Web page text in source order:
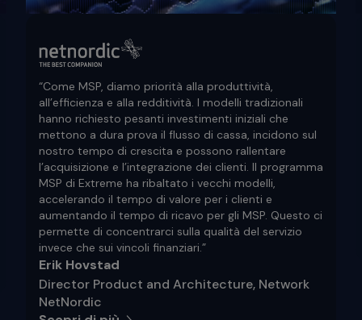
“Come MSP, diamo priorità alla produttività,
all’efficienza e alla redditività. I modelli tradizionali
hanno richiesto pesanti investimenti iniziali che
mettono a dura prova il flusso di cassa, incidono sul
nostro tempo di crescita e possono rallentare
l’acquisizione e l’integrazione dei clienti. Il programma
MSP di Extreme ha ribaltato i vecchi modelli,
accelerando il tempo di valore per i clienti e
aumentando il tempo di ricavo per gli MSP. Questo ci
permette di concentrarci sulla qualità del servizio
invece che sui vincoli finanziari.”
Erik Hovstad
Director Product and Architecture, Network
NetNordic